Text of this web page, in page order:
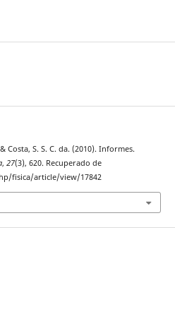
Costa, S. S. C. da. (2010). Informes.
, 27(3), 620. Recuperado de
fisica/article/view/17842